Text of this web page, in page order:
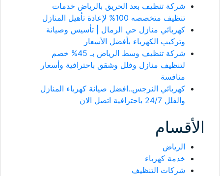
شركة تنظيف بعد الحريق بالرياض خدمات
تنظيف متخصصه 100% لإعادة تأهيل المنازل
كهربائي منازل حي الرمال | تأسيس وصيانة
وتركيب الكهرباء بأفضل الأسعار
شركة تنظيف وسط الرياض بـ 45% خصم
لتنظيف منازل وفلل وشقق باحترافية وأسعار
منافسة
كهربائي النرجس..افضل صيانة كهرباء المنازل
والفلل 24/7 باحترافية اتصل الان
الأقسام
الرياض
خدمة كهرباء
شركات التنظيف